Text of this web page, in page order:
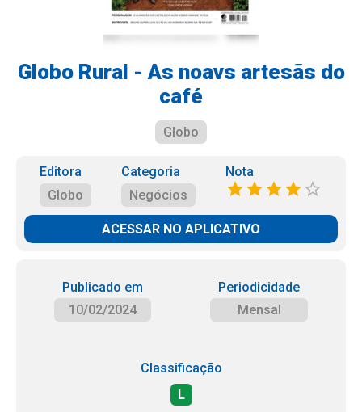
Globo Rural - As noavs artesãs do
café
Globo
Editora
Globo
Categoria
Negócios
Nota
ACESSAR NO APLICATIVO
Publicado em
10/02/2024
Periodicidade
Mensal
Classificação
L